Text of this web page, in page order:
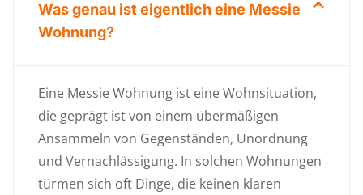
Was genau ist eigentlich eine Messie
Wohnung?
Eine Messie Wohnung ist eine Wohnsituation,
die geprägt ist von einem übermäßigen
Ansammeln von Gegenständen, Unordnung
und Vernachlässigung. In solchen Wohnungen
türmen sich oft Dinge, die keinen klaren